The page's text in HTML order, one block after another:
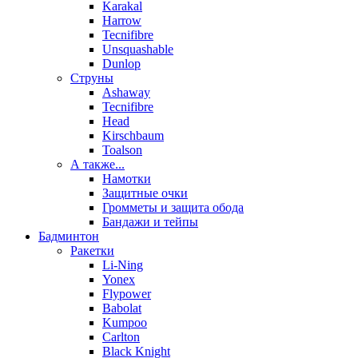
Karakal
Harrow
Tecnifibre
Unsquashable
Dunlop
Струны
Ashaway
Tecnifibre
Head
Kirschbaum
Toalson
А также...
Намотки
Защитные очки
Громметы и защита обода
Бандажи и тейпы
Бадминтон
Ракетки
Li-Ning
Yonex
Flypower
Babolat
Kumpoo
Carlton
Black Knight